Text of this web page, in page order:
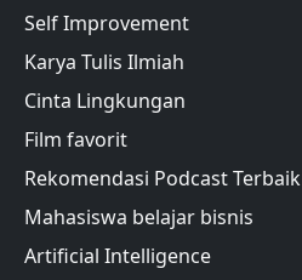
Self Improvement
Karya Tulis Ilmiah
Cinta Lingkungan
Film favorit
Rekomendasi Podcast Terbaik
Mahasiswa belajar bisnis
Artificial Intelligence